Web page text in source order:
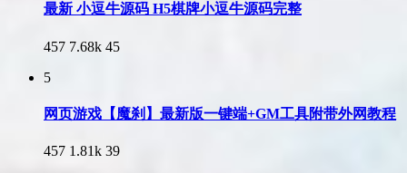
最新 小逗牛源码 H5棋牌小逗牛源码完整
457 7.68k 45
5
网页游戏【魔刹】最新版一键端+GM工具附带外网教程
457 1.81k 39